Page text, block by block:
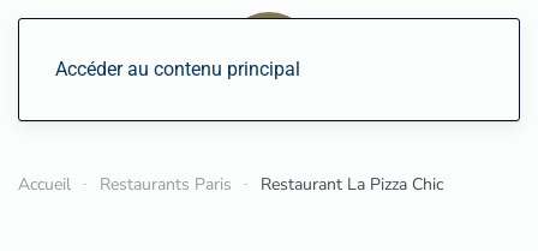
Accéder au contenu principal
Accueil Restaurants Paris Restaurant La Pizza Chic